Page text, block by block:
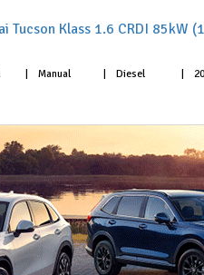
Tucson Klass 1.6 CRDI 85kW
Manual Diesel